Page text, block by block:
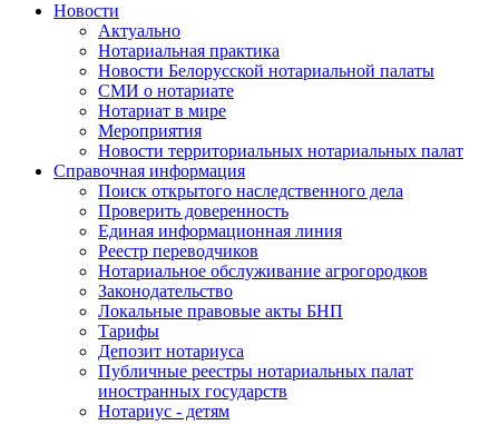
Новости
Актуально
Нотариальная практика
Новости Белорусской нотариальной палаты
СМИ о нотариате
Нотариат в мире
Мероприятия
Новости территориальных нотариальных палат
Справочная информация
Поиск открытого наследственного дела
Проверить доверенность
Единая информационная линия
Реестр переводчиков
Нотариальное обслуживание агрогородков
Законодательство
Локальные правовые акты БНП
Тарифы
Депозит нотариуса
Публичные реестры нотариальных палат
иностранных государств
Нотариус - детям